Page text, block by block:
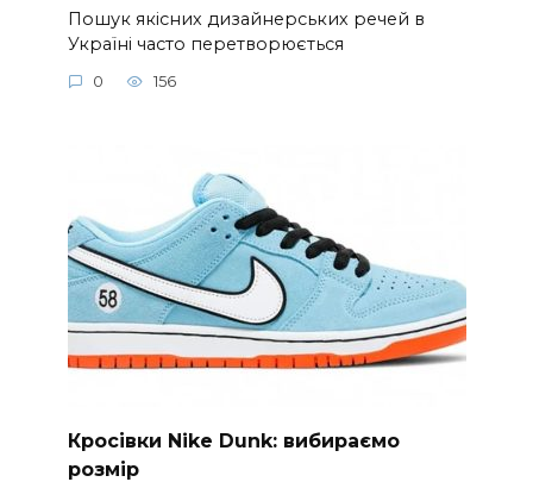
Пошук якісних дизайнерських речей в
Україні часто перетворюється
0 156
Кросівки Nike Dunk: вибираємо
розмір